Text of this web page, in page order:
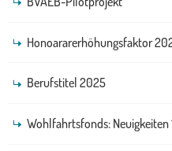
Honoararerhöhungsfaktor
Berufstitel 2025
Wohlfahrtsfonds: Neuigkeiten